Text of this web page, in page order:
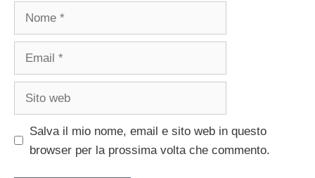
Salva il mio nome, email e sito web in questo
browser per la prossima volta che commento.